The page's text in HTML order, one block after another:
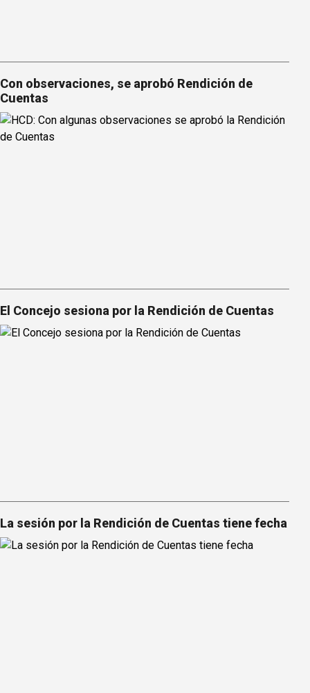
Con observaciones, se aprobó Rendición de
Cuentas
El Concejo sesiona por la Rendición de Cuentas
La sesión por la Rendición de Cuentas tiene fecha